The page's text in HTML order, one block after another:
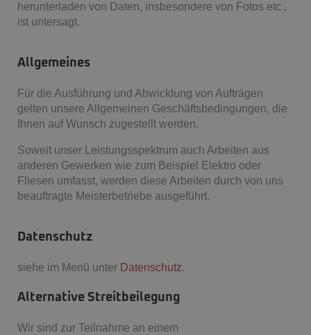
herunterladen von Daten, insbesondere von Fotos etc.,
ist untersagt.
Allgemeines
Für die Ausführung und Abwicklung von Aufträgen
gelten unsere Allgemeinen Geschäftsbedingungen, die
Ihnen auf Wunsch zugestellt werden.
Soweit unser Leistungsspektrum auch Arbeiten aus
anderen Gewerken wie zum Beispiel Elektro oder
Fliesen umfasst, werden diese Arbeiten durch von uns
beauftragte Meisterbetriebe ausgeführt.
Datenschutz
siehe im Menü unter Datenschutz.
Alternative Streitbeilegung
Wir sind zur Teilnahme an einem